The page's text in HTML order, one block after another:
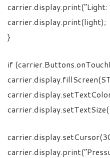
carrier.display.print(“Light:
carrier.display.print(light);
}
if